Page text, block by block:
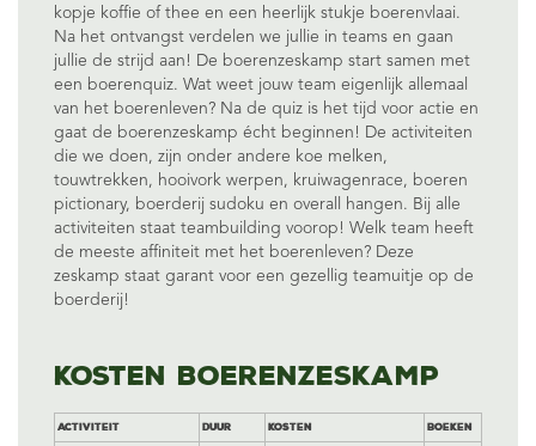
kopje koffie of thee en een heerlijk stukje boerenvlaai.
Na het ontvangst verdelen we jullie in teams en gaan
jullie de strijd aan! De boerenzeskamp start samen met
een boerenquiz. Wat weet jouw team eigenlijk allemaal
van het boerenleven? Na de quiz is het tijd voor actie en
gaat de boerenzeskamp écht beginnen! De activiteiten
die we doen, zijn onder andere koe melken,
touwtrekken, hooivork werpen, kruiwagenrace, boeren
pictionary, boerderij sudoku en overall hangen. Bij alle
activiteiten staat teambuilding voorop! Welk team heeft
de meeste affiniteit met het boerenleven? Deze
zeskamp staat garant voor een gezellig teamuitje op de
boerderij!
Kosten boerenzeskamp
Activiteit Duur Kosten Boeken